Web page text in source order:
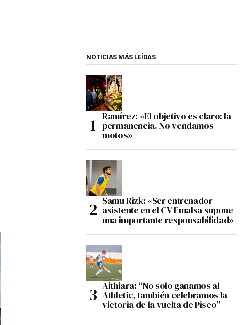
NOTICIAS MÁS LEÍDAS
Ramírez: «El objetivo es claro: la
permanencia. No vendamos
motos»
Samu Rizk: «Ser entrenador
asistente en el CV Emalsa supone
una importante responsabilidad»
Aithiara: “No solo ganamos al
Athletic, también celebramos la
victoria de la vuelta de Pisco”